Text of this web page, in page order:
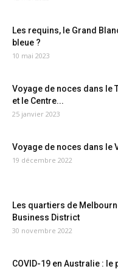
Les requins, le Grand
bleue ?
10 mai 2023
Voyage de noces dans le
et le Centre...
25 janvier 2023
Voyage de noces dans le
19 décembre 2022
Les quartiers de
Business District
30 novembre 2022
COVID-19 en Australie : le